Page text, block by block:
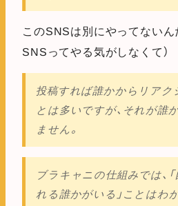
このSNSは別にやってないん
SNSってやる気がしなくて）
投稿すれば誰かからリアク
とは多いですが、それが誰
ません。
ブラキャニの仕組みでは、
れる誰かがいる」ことはわ